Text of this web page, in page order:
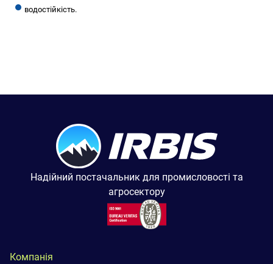
водостійкість.
Надійний постачальник для промисловості та
агросектору
Компанія